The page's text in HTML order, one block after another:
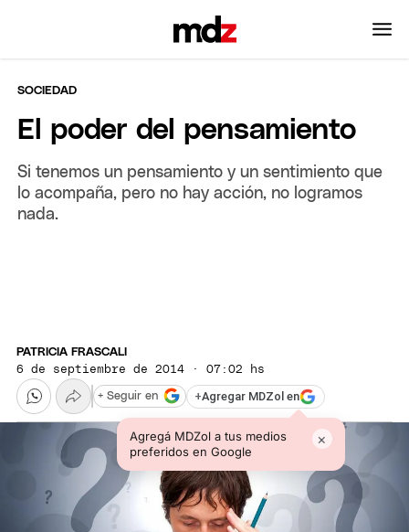
SOCIEDAD
El poder del pensamiento
Si tenemos un pensamiento y un sentimiento que
lo acompaña, pero no hay acción, no logramos
nada.
PATRICIA FRASCALI
6 de septiembre de 2014 · 07:02 hs
+Agregar MDZol en
Agregá MDZol a tus medios
preferidos en Google
×
+ Seguir en